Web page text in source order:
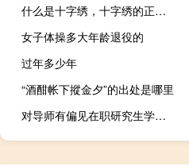
什么是十字绣，十字绣的正确绣法是怎样绣的？
女子体操多大年龄退役的
过年多少年
“酒酣帐下摐金夕”的出处是哪里
对导师有偏见在职研究生学员需要消除这样的偏见
“水寒云晚”的出处是哪里